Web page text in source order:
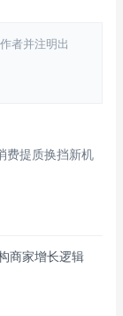
者并注明出
费提质换挡新机
商家增长逻辑